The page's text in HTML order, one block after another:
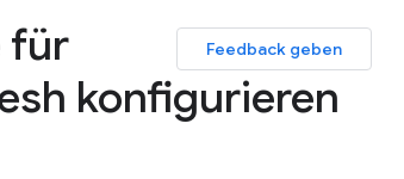
Feedback geben
für
konfigurieren